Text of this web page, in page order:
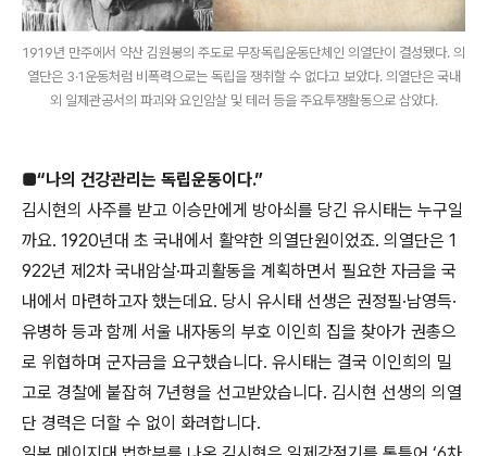
1919년 만주에서 약산 김원봉의 주도로 무장독립운동단체인 의열단이 결성됐다. 의
열단은 3·1운동처럼 비폭력으로는 독립을 쟁취할 수 없다고 보았다. 의열단은 국내
외 일제관공서의 파괴와 요인암살 및 테러 등을 주요투쟁활동으로 삼았다.
■“나의 건강관리는 독립운동이다.”
김시현의 사주를 받고 이승만에게 방아쇠를 당긴 유시태는 누구일
까요. 1920년대 초 국내에서 활약한 의열단원이었죠. 의열단은 1
922년 제2차 국내암살·파괴활동을 계획하면서 필요한 자금을 국
내에서 마련하고자 했는데요. 당시 유시태 선생은 권정필·남영득·
유병하 등과 함께 서울 내자동의 부호 이인희 집을 찾아가 권총으
로 위협하며 군자금을 요구했습니다. 유시태는 결국 이인희의 밀
고로 경찰에 붙잡혀 7년형을 선고받았습니다. 김시현 선생의 의열
단 경력은 더할 수 없이 화려합니다.